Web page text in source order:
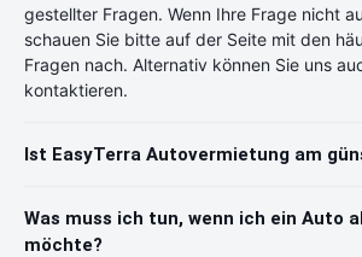
gestellter Fragen. Wenn Ihre Frage nicht
schauen Sie bitte auf der Seite mit den
Fragen nach. Alternativ können Sie uns
kontaktieren.
Ist EasyTerra Autovermietung am
Was muss ich tun, wenn ich ein Auto
möchte?